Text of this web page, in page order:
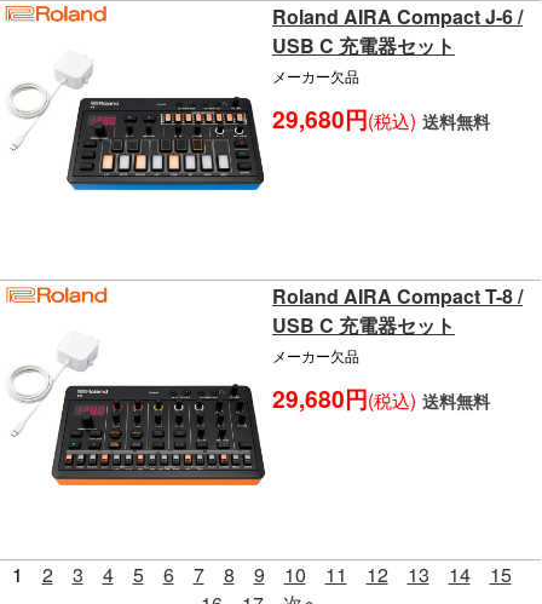
Roland AIRA Compact J-6 /
USB C 充電器セット
メーカー欠品
29,680円(税込) 送料無料
Roland AIRA Compact T-8 /
USB C 充電器セット
メーカー欠品
29,680円(税込) 送料無料
1 2 3 4 5 6 7 8 9 10 11 12 13 14
15